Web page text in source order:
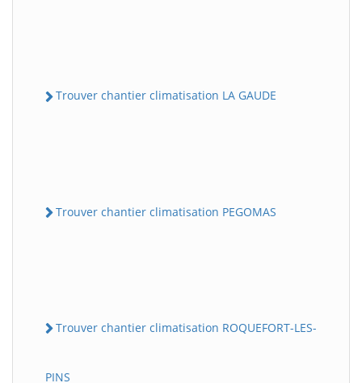
Trouver chantier climatisation LA GAUDE
Trouver chantier climatisation PEGOMAS
Trouver chantier climatisation ROQUEFORT-LES-
PINS